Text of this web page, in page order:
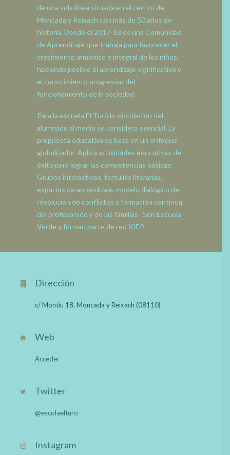
de una sola línea situada en el centro de
Moncada y Reixach con más de 50 años de
historia. Desde el 2017-18 es una Comunidad
de Aprendizaje que trabaja para favorecer el
crecimiento armónico e integral de los niños,
haciendo posible el aprendizaje significativo y
el conocimiento progresivo del
funcionamiento de la sociedad.
Para la escuela El Turó la vinculación del
alumnado al medio se considera esencial. La
propuesta educativa se basa en un enfoque
globalizador. Aplica actividades educativas de
éxito para lograr las competencias básicas:
Grupos interactivos, tertulias literarias,
espacios de aprendizaje, modelo dialógico de
resolución de conflictos y formación continua
del profesorado y de las familias. Son Escuela
Verde y forman parte de red XIEP.
Dirección
c/ Montiu 18, Moncada y Reixach (08110)
Web
Acceder
Twitter
@escolaelturo
Instagram